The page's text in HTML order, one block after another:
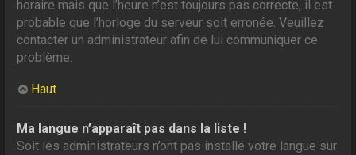
horaire mais que l’heure n’est toujours pas correcte, il est
probable que l’horloge du serveur soit erronée. Veuillez
contacter un administrateur afin de lui communiquer ce
problème.
Haut
Ma langue n’apparaît pas dans la liste !
Soit les administrateurs n’ont pas installé votre langue sur